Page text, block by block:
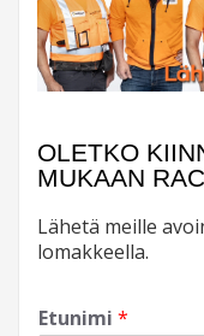
OLETKO
MUKAAN
Lähetä meille
lomakkeella.
Etunimi *